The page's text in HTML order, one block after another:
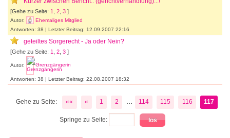
[Gehe zu Seite: 1 2 3 ]
Autor:
Ehemaliges Mitglied
Antworten: 38 | Letzter Beitrag: 12.09.2007 22:16
geteiltes Sorgerecht - Ja oder Nein?
[Gehe zu Seite: 1 2 3 ]
Autor: Grenzgängerin
Antworten: 38 | Letzter Beitrag: 22.08.2007 18:32
Gehe zu Seite: «« « 1 2 114 115 116 117
Springe zu Seite: